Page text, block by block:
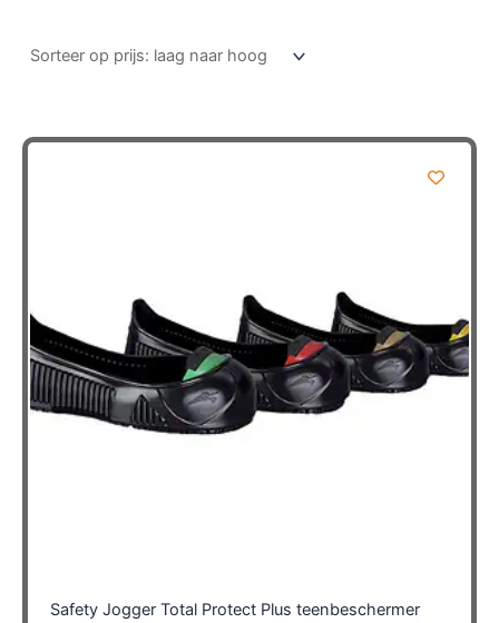
Safety Jogger Total Protect Plus teenbeschermer